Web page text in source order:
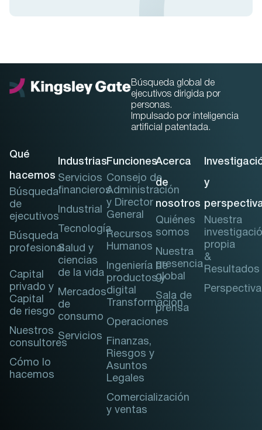
Búsqueda global de
ejecutivos dirigida por
personas.
Impulsado por inteligencia
artificial patentada.
Qué
hacemos
Búsqueda
de
ejecutivos
Búsqueda
profesional
Capital
privado y
Capital
de riesgo
Nuestros
consultores
Cómo lo
hacemos
Industrias
Servicios
financieros
Industrial
Tecnología
Salud y
ciencias
de la vida
Mercados
de
consumo
Servicios
Funciones
Consejo de
Administración
y Director
General
Recursos
Humanos
Ingeniería de
productos y
digital
Transformación
Operaciones
Finanzas,
Riesgos y
Asuntos
Legales
Comercialización
y ventas
Acerca
de
nosotros
Quiénes
somos
Nuestra
presencia
global
Sala de
prensa
y
Nuestra
propia
&
Resultados